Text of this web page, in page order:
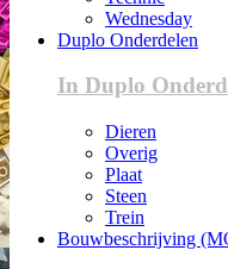
Wednesday
Duplo Onderdelen
In Duplo
Dieren
Overig
Plaat
Steen
Trein
Bouwbeschrijving